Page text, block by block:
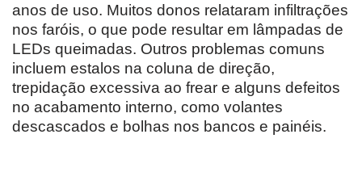
anos de uso. Muitos donos relataram infiltrações
nos faróis, o que pode resultar em lâmpadas de
LEDs queimadas. Outros problemas comuns
incluem estalos na coluna de direção,
trepidação excessiva ao frear e alguns defeitos
no acabamento interno, como volantes
descascados e bolhas nos bancos e painéis.